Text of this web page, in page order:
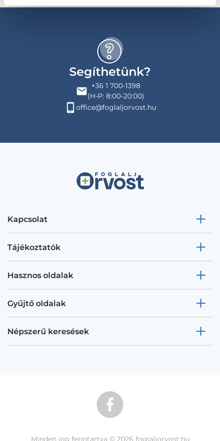
Segíthetünk?
+36 1 700-1398
(H-P: 8:00-20:00)
office@foglaljorvost.hu
Kapcsolat
Tájékoztatók
Hasznos oldalak
Gyűjtő oldalak
Népszerű keresések
Minden jog fenntartva © 2026 foglaljorvost.hu